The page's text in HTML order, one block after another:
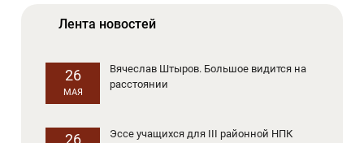
Лента новостей
26
МАЯ
Вячеслав Штыров. Большое видится на
расстоянии
Эссе учащихся для III районной НПК